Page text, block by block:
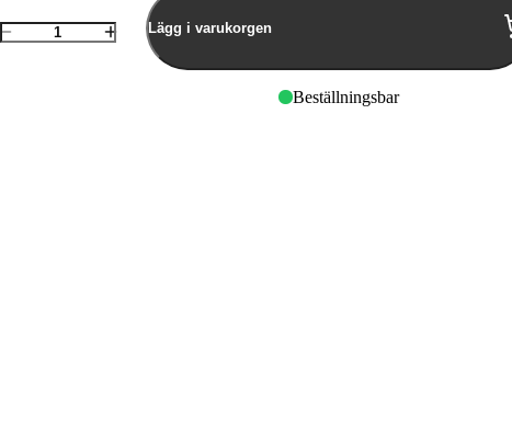
Antal
Lägg i varukorgen
Beställningsbar